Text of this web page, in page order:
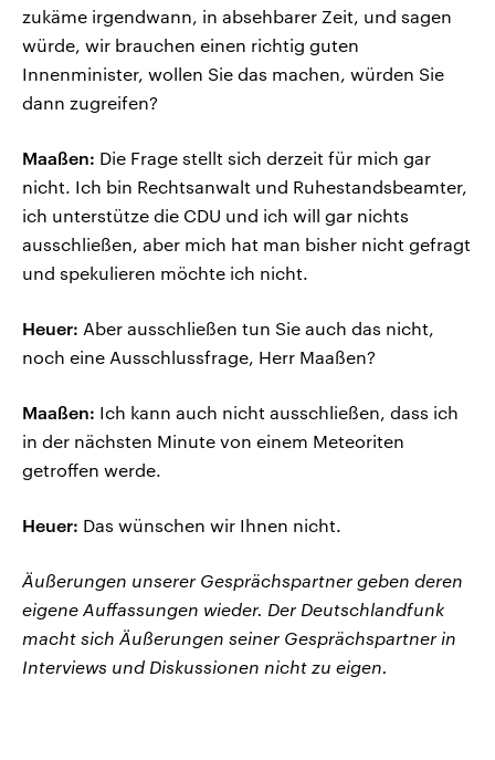
zukäme irgendwann, in absehbarer Zeit, und sagen
würde, wir brauchen einen richtig guten
Innenminister, wollen Sie das machen, würden Sie
dann zugreifen?
Maaßen: Die Frage stellt sich derzeit für mich gar
nicht. Ich bin Rechtsanwalt und Ruhestandsbeamter,
ich unterstütze die CDU und ich will gar nichts
ausschließen, aber mich hat man bisher nicht gefragt
und spekulieren möchte ich nicht.
Heuer: Aber ausschließen tun Sie auch das nicht,
noch eine Ausschlussfrage, Herr Maaßen?
Maaßen: Ich kann auch nicht ausschließen, dass ich
in der nächsten Minute von einem Meteoriten
getroffen werde.
Heuer: Das wünschen wir Ihnen nicht.
Äußerungen unserer Gesprächspartner geben deren
eigene Auffassungen wieder. Der Deutschlandfunk
macht sich Äußerungen seiner Gesprächspartner in
Interviews und Diskussionen nicht zu eigen.